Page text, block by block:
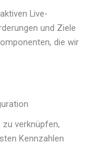
Live-
und Ziele
die wir
zu verknüpfen,
Kennzahlen